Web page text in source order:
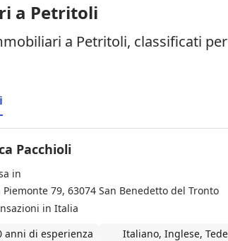
a Petritoli
a Petritoli, classificati
Pacchioli
in
Piemonte 79, 63074 San Benedetto del Tronto
in Italia
anni di esperienza
Italiano, Inglese,